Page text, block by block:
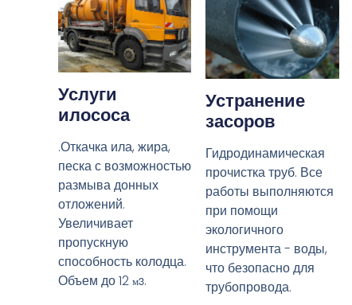
Услуги
илососа
.Откачка ила, жира,
песка с возможностью
размыва донных
отложений.
Увеличивает
пропускную
способность колодца.
Объем до 12 м3.
Устранение
засоров
Гидродинамическая
прочистка труб. Все
работы выполняются
при помощи
экологичного
инструмента - воды,
что безопасно для
трубопровода.